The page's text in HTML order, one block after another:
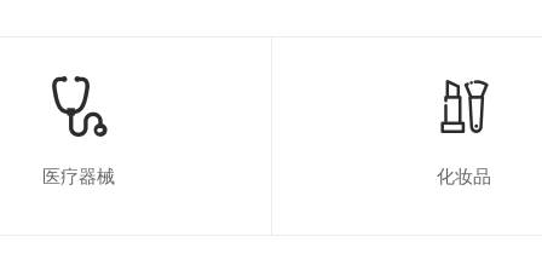
医疗器械 化妆品